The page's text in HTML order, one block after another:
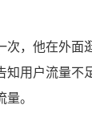
，他在外面
用户流量不
。